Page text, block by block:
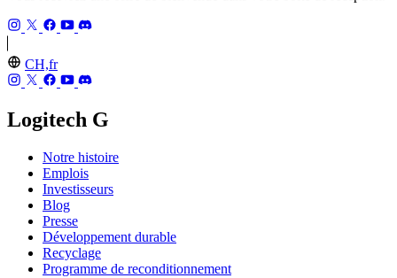
CH,fr
Logitech G
Notre histoire
Emplois
Investisseurs
Blog
Presse
Développement durable
Recyclage
Programme de reconditionnement